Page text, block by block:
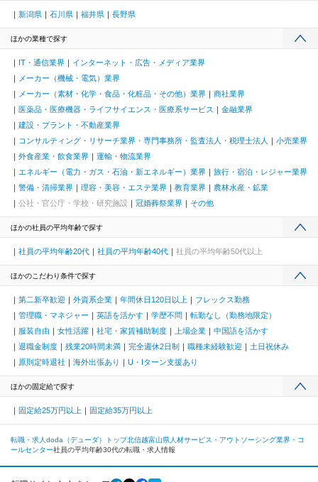
新潟県 石川県 福井県 長野県
ほかの業種で探す
IT・通信業界
インターネット・広告・メディア業界
メーカー（機械・電気）業界
メーカー（素材・化学・食品・化粧品・その他）業界
商社業界
医薬品・医療機器・ライフサイエンス・医療系サービス
金融業界
建設・プラント・不動産業界
コンサルティング・リサーチ業界・専門事務所・監査法人・税理士法人
小売業界
外食産業・飲食業界
運輸・物流業界
エネルギー（電力・ガス・石油・新エネルギー）業界
旅行・宿泊・レジャー業界
警備・清掃業界
理容・美容・エステ業界 教育業界
農林水産・鉱業
公社・官公庁・学校・研究施設
冠婚葬祭業界 その他
ほかの社員の平均年齢で探す
社員の平均年齢20代 社員の平均年齢40代 社員の平均年齢50代以上
ほかのこだわり条件で探す
第二新卒歓迎 外資系企業 年間休日120日以上
フレックス勤務
管理職・マネジャー
英語を活かす 学歴不問
転勤なし（勤務地限定）
服装自由
女性活躍 社宅・家賃補助制度 上場企業
中国語を活かす
退職金制度
残業20時間未満 完全週休2日制 職種未経験歓迎
土日祝休み
原則定時退社
海外出張あり U・Iターン支援あり
ほかの固定給で探す
固定給25万円以上 固定給35万円以上
転職・求人doda（デューダ）トップ北信越富山県人材サービス・アウトソーシング業界・コ
ールセンター社員の平均年齢30代の転職・求人情報